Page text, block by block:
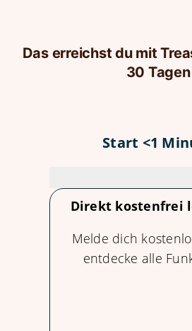
Das erreichst du mit
30 Tagen
Start <1
Direkt kostenfrei
Melde dich
entdecke alle